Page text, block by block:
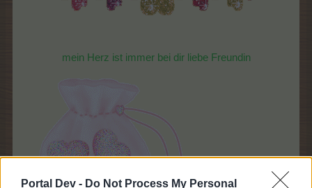
Portal Dev - Do Not Process My Personal
mein Herz ist immer bei dir liebe Freundin